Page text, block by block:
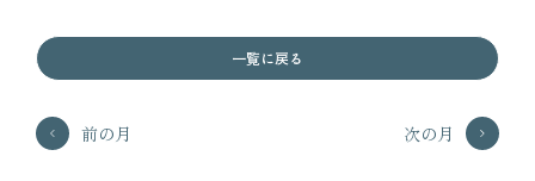
前の月
一覧に戻る
次の月